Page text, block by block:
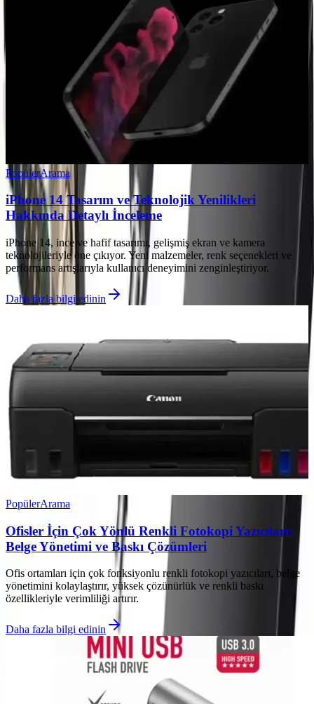
PopülerArama
iPhone 14 Tasarım ve Teknolojik Yenilikleri
Hakkında Detaylı İnceleme
iPhone 14, ince ve hafif tasarımı, gelişmiş ekran ve kamera
teknolojileriyle öne çıkıyor. Yeni malzemeler, renk seçenekleri ve
performans artışlarıyla kullanıcı deneyimini zenginleştiriyor.
Daha fazla bilgi edinin
PopülerArama
Ofisler İçin Çok Yönlü Renkli Fotokopi Yazıcıları:
Belge Yönetimi ve Baskı Çözümleri
Ofis ortamları için çok fonksiyonlu renkli fotokopi yazıcıları, belge
yönetimini kolaylaştırır, yüksek çözünürlük ve renkli baskı
özellikleriyle verimliliği artırır.
Daha fazla bilgi edinin